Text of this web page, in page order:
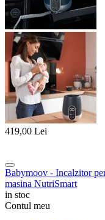
419,00 Lei
Babymoov - Incalzitor
masina NutriSmart
in stoc
Contul meu